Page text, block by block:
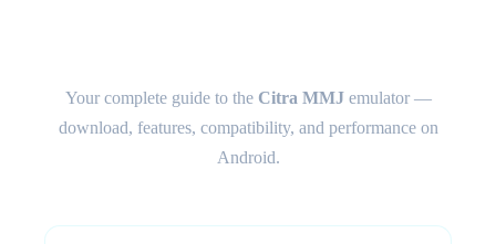
Your complete guide to the Citra MMJemulator —
download, features, compatibility, and performance on
Android.